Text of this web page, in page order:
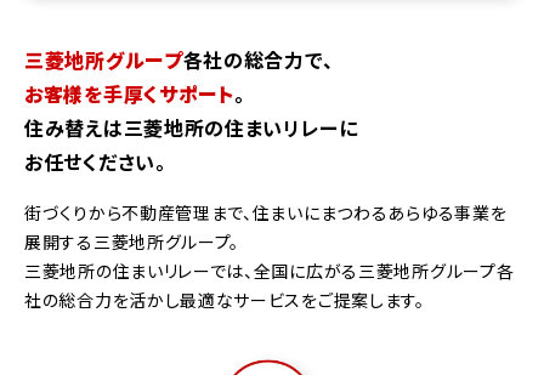
三菱地所グループ各社の総合力で、
お客様を手厚くサポート。
住み替えは三菱地所の住まいリレーに
お任せください。
街づくりから不動産管理まで、住まいにまつわるあらゆる事業を
展開する三菱地所グループ。
三菱地所の住まいリレーでは、全国に広がる三菱地所グループ各
社の総合力を活かし最適なサービスをご提案します。